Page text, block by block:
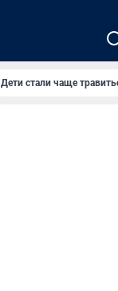
Дети стали чаще